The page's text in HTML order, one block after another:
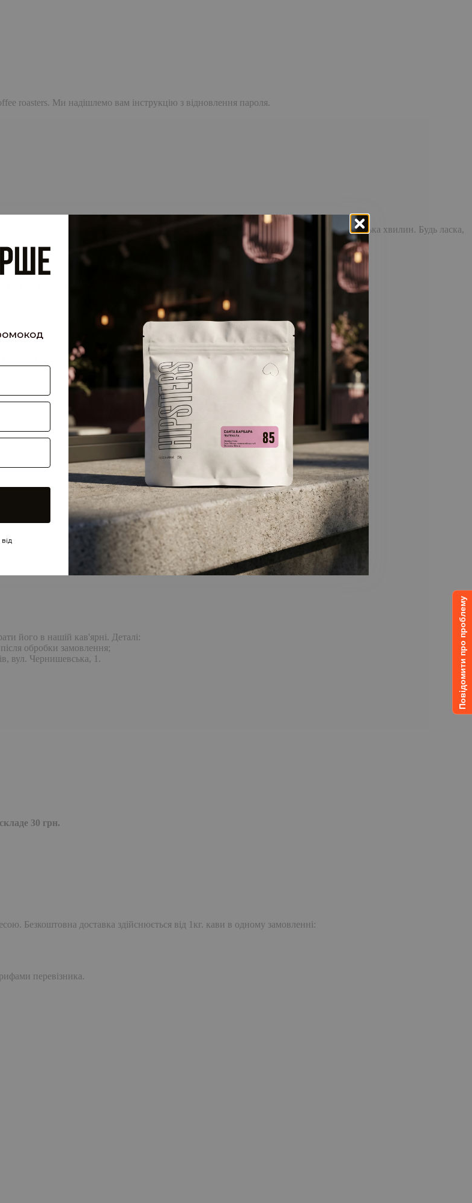
Повідомити про проблему
roasters. Ми надішлемо вам інструкцію з відновлення пароля.
прив'язану до вашого облікового запису, доставка повідомлення може зайняти кілька хвилин. Будь ласка,
Вам на пошту!
кабінетом, щоб отримувати знижки та відстежувати історію замовлень!
його в нашій кав'ярні. Деталі:
обробки замовлення;
вул. Чернишевська, 1.
30 грн.
Безкоштовна доставка здійснюється від 1кг. кави в одному замовленні:
перевізника.